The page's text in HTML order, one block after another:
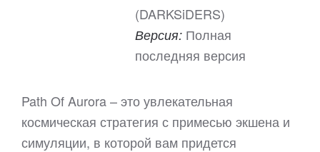
(DARKSiDERS)
Версия: Полная
последняя версия
Path Of Aurora – это увлекательная
космическая стратегия с примесью экшена и
симуляции, в которой вам придется